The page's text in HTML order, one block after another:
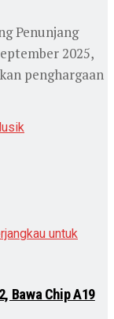
Penunjang
2025,
penghargaan
Bawa Chip A19